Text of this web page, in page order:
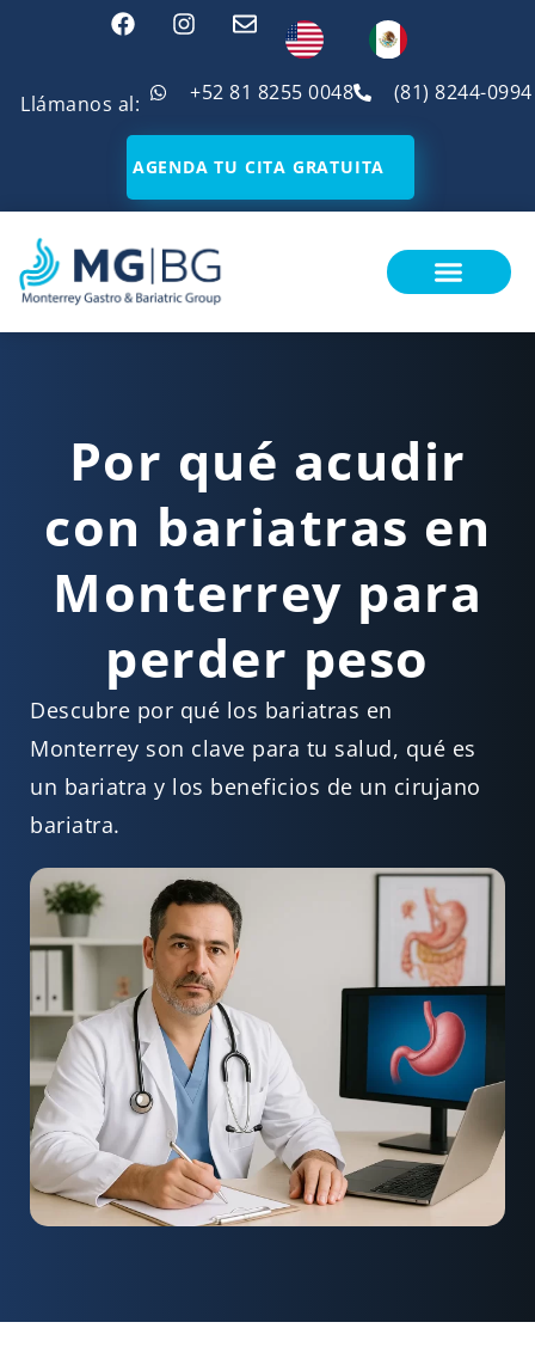
Llámanos al: +52 81 8255 0048 (81) 8244-0994
AGENDA TU CITA GRATUITA
Por qué acudir
con bariatras en
Monterrey para
perder peso
Descubre por qué los bariatras en
Monterrey son clave para tu salud, qué es
un bariatra y los beneficios de un cirujano
bariatra.